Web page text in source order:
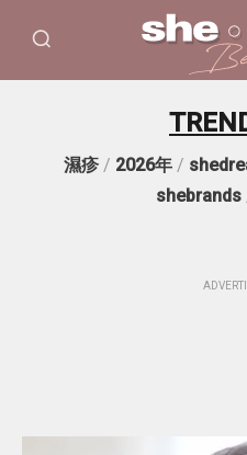
濕疹 / 2026年 /
shebrands